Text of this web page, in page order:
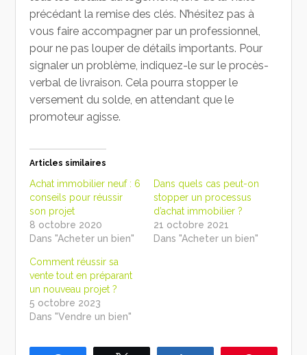
précédant la remise des clés. N’hésitez pas à
vous faire accompagner par un professionnel,
pour ne pas louper de détails importants. Pour
signaler un problème, indiquez-le sur le procès-
verbal de livraison. Cela pourra stopper le
versement du solde, en attendant que le
promoteur agisse.
Articles similaires
Achat immobilier neuf : 6
conseils pour réussir
son projet
8 octobre 2020
Dans "Acheter un bien"
Dans quels cas peut-on
stopper un processus
d’achat immobilier ?
21 octobre 2021
Dans "Acheter un bien"
Comment réussir sa
vente tout en préparant
un nouveau projet ?
5 octobre 2023
Dans "Vendre un bien"